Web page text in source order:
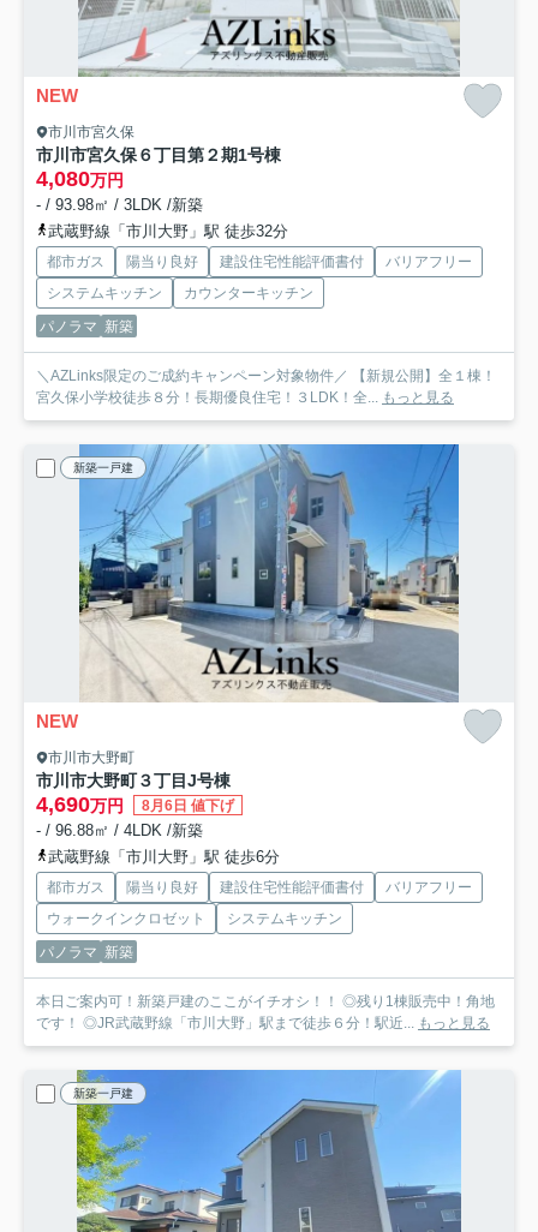
NEW
市川市宮久保
市川市宮久保６丁目第２期1号棟
4,080万円
- / 93.98㎡ / 3LDK /新築
武蔵野線「市川大野」駅 徒歩32分
都市ガス 陽当り良好 建設住宅性能評価書付
バリアフリー
システムキッチン
カウンターキッチン
パノラマ 新築
＼AZLinks限定のご成約キャンペーン対象物件／ 【新規公開】全１棟！
宮久保小学校徒歩８分！長期優良住宅！３LDK！全... もっと見る
新築一戸建
NEW
市川市大野町
市川市大野町３丁目J号棟
4,690万円 8月6日 値下げ
- / 96.88㎡ / 4LDK /新築
武蔵野線「市川大野」駅 徒歩6分
都市ガス 陽当り良好 建設住宅性能評価書付
バリアフリー
ウォークインクロゼット
システムキッチン
パノラマ 新築
本日ご案内可！新築戸建のここがイチオシ！！ ◎残り1棟販売中！角地
です！ ◎JR武蔵野線「市川大野」駅まで徒歩６分！駅近... もっと見る
新築一戸建